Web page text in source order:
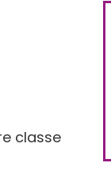
classe